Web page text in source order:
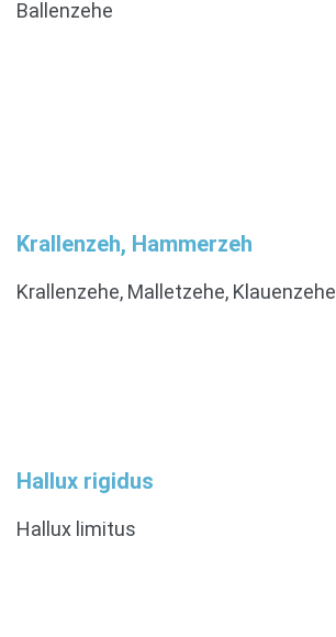
Ballenzehe
Krallenzeh, Hammerzeh
Krallenzehe, Malletzehe, Klauenzehe
Hallux rigidus
Hallux limitus